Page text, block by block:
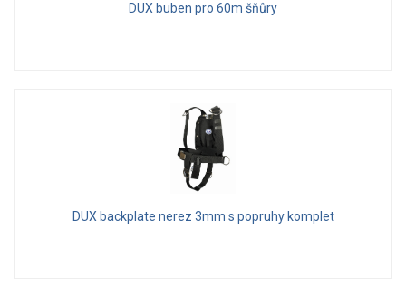
DUX buben pro 60m šňůry
DUX backplate nerez 3mm s popruhy komplet